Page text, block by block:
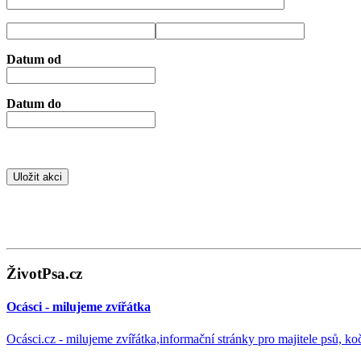
Datum od
Datum do
ŽivotPsa.cz
Ocásci - milujeme zvířátka
Ocásci.cz - milujeme zvířátka,informační stránky pro majitele psů,